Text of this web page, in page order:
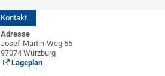
Kontakt
Adresse
Josef-Martin-Weg 55
97074 Würzburg
Lageplan